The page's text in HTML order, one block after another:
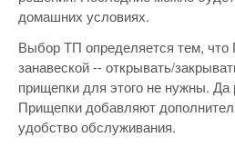
домашних условиях.
Выбор ТП определяется тем, что
занавеской -- открывать/
прищепки для этого не нужны.
Прищепки добавляют
удобство обслуживания.